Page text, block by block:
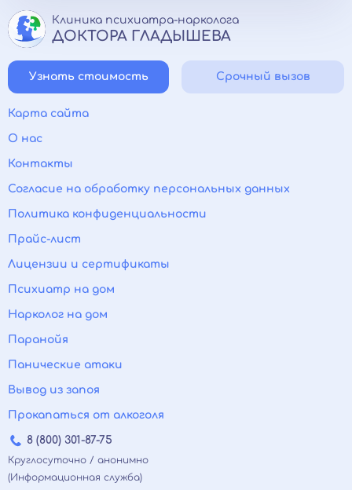
Клиника психиатра-нарколога
ДОКТОРА ГЛАДЫШЕВА
Узнать стоимость Срочный вызов
Карта сайта
О нас
Контакты
Согласие на обработку персональных данных
Политика конфиденциальности
Прайс-лист
Лицензии и сертификаты
Психиатр на дом
Нарколог на дом
Паранойя
Панические атаки
Вывод из запоя
Прокапаться от алкоголя
8 (800) 301-87-75
Круглосуточно / анонимно
(Информационная служба)